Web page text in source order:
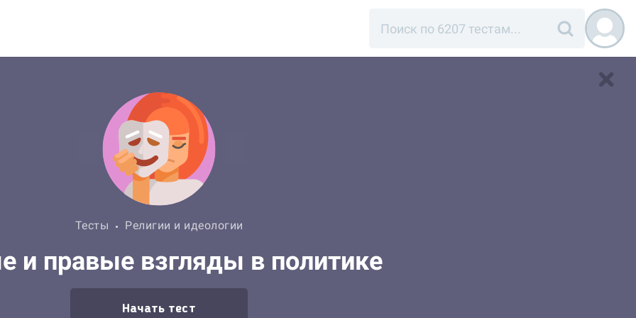
Тесты Религии и идеологии
и правые взгляды в политике
Начать тест